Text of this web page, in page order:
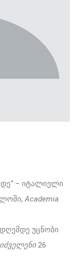
– იტალიელი
Academia
უცნობი
26